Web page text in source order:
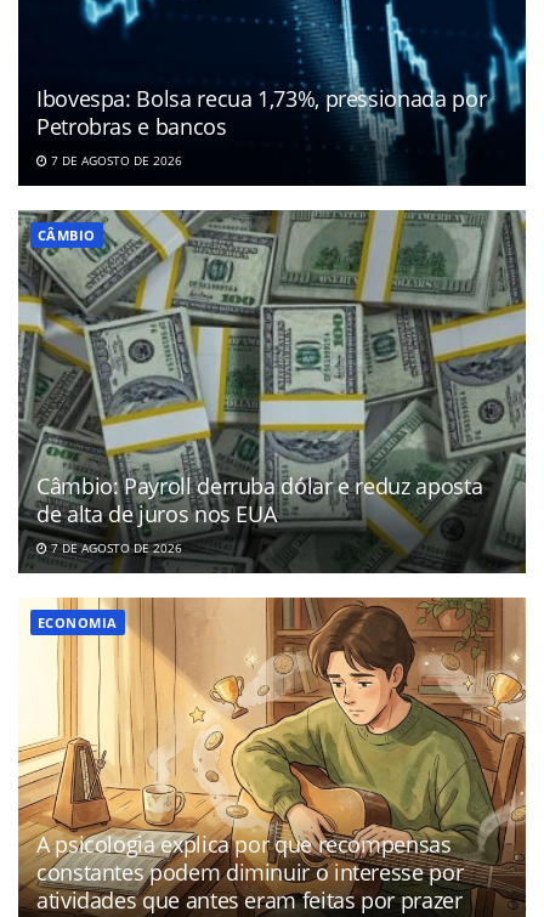
Ibovespa: Bolsa recua 1,73%, pressionada por
Petrobras e bancos
7 DE AGOSTO DE 2026
CÂMBIO
Câmbio: Payroll derruba dólar e reduz aposta
de alta de juros nos EUA
7 DE AGOSTO DE 2026
ECONOMIA
A psicologia explica por que recompensas
constantes podem diminuir o interesse por
atividades que antes eram feitas por prazer